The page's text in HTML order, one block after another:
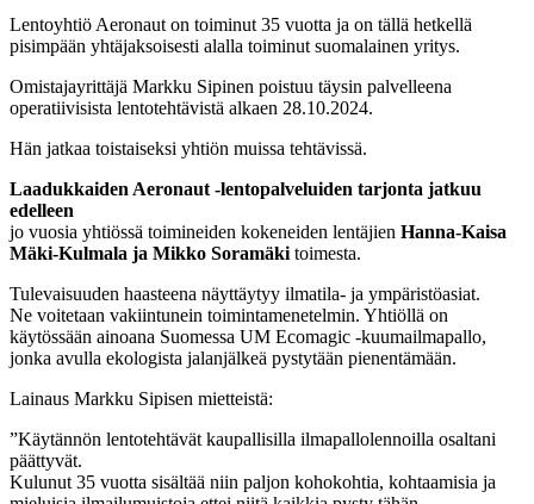
Lentoyhtiö Aeronaut on toiminut 35 vuotta ja on tällä hetkellä
pisimpään yhtäjaksoisesti alalla toiminut suomalainen yritys.
Omistajayrittäjä Markku Sipinen poistuu täysin palvelleena
operatiivisista lentotehtävistä alkaen 28.10.2024.
Hän jatkaa toistaiseksi yhtiön muissa tehtävissä.
Laadukkaiden Aeronaut -lentopalveluiden tarjonta jatkuu
edelleen
jo vuosia yhtiössä toimineiden kokeneiden lentäjien Hanna-Kaisa
Mäki-Kulmala ja Mikko Soramäki toimesta.
Tulevaisuuden haasteena näyttäytyy ilmatila- ja ympäristöasiat.
Ne voitetaan vakiintunein toimintamenetelmin. Yhtiöllä on
käytössään ainoana Suomessa UM Ecomagic -kuumailmapallo,
jonka avulla ekologista jalanjälkeä pystytään pienentämään.
Lainaus Markku Sipisen mietteistä:
”Käytännön lentotehtävät kaupallisilla ilmapallolennoilla osaltani
päättyvät.
Kulunut 35 vuotta sisältää niin paljon kohokohtia, kohtaamisia ja